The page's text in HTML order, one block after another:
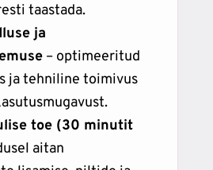
taastada.
ja
– optimeeritud
ja tehniline toimivus
toe (30 minutit
aitan